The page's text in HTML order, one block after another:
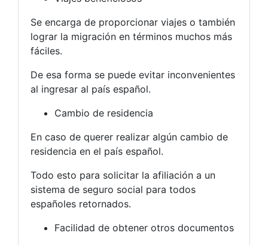
Se encarga de proporcionar viajes o también
lograr la migración en términos muchos más
fáciles.
De esa forma se puede evitar inconvenientes
al ingresar al país español.
Cambio de residencia
En caso de querer realizar algún cambio de
residencia en el país español.
Todo esto para solicitar la afiliación a un
sistema de seguro social para todos
españoles retornados.
Facilidad de obtener otros documentos